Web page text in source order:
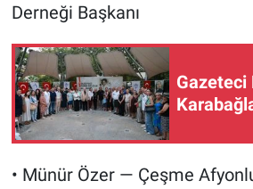
Derneği Başkanı
Gazeteci
• Münür Özer — Çeşme